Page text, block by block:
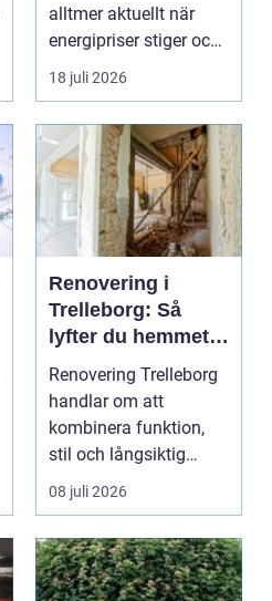
alltmer aktuellt när
energipriser stiger och
fler vill sän...
18 juli 2026
Renovering i
Trelleborg: Så
lyfter du hemmet
på ett smart sätt
Renovering Trelleborg
handlar om att
kombinera funktion,
stil och långsiktig
ekonomi i samma p...
08 juli 2026